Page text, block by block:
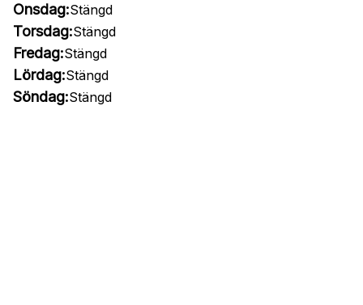
Onsdag:Stängd
Torsdag:Stängd
Fredag:Stängd
Lördag:Stängd
Söndag:Stängd